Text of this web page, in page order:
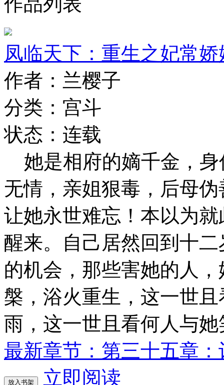
凤临天下：重生之妃常娇
作者：兰樱子
分类：宫斗
状态：连载
她是相府的嫡千金，身
无情，亲姐狠毒，后母
让她永世难忘！本以为
醒来。自己居然回到十
的机会，那些害她的人
槃，浴火重生，这一世
雨，这一世且看何人与
最新章节：第三十五章：
放入书架 立即阅读